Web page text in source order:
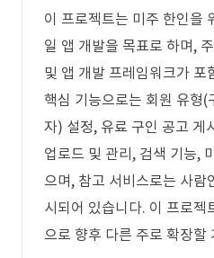
이 프로젝트는 미주 한인을
일 앱 개발을 목표로 하며,
및 앱 개발 프레임워크가 포
핵심 기능으로는 회원 유형(
자) 설정, 유료 구인 공고 게
업로드 및 관리, 검색 기능,
으며, 참고 서비스로는 사람
시되어 있습니다. 이 프로젝
으로 향후 다른 주로 확장할